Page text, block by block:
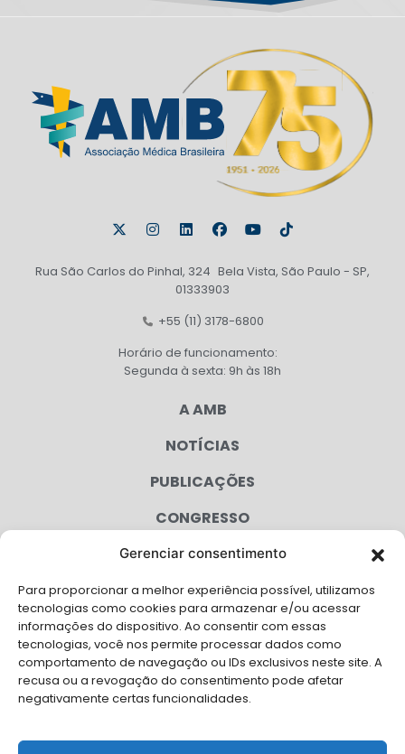
Gerenciar consentimento
Para proporcionar a melhor experiência possível, utilizamos
tecnologias como cookies para armazenar e/ou acessar
informações do dispositivo. Ao consentir com essas
tecnologias, você nos permite processar dados como
comportamento de navegação ou IDs exclusivos neste site. A
recusa ou a revogação do consentimento pode afetar
negativamente certas funcionalidades.
Rua São Carlos do Pinhal, 324 Bela Vista, São Paulo - SP,
01333903
+55 (11) 3178-6800
Horário de funcionamento:
Segunda à sexta: 9h às 18h
A AMB
NOTÍCIAS
PUBLICAÇÕES
CONGRESSO
AGENDA
CAMPANHAS
SERVIÇOS
FILIADAS
LGPD
FALE CONOSCO